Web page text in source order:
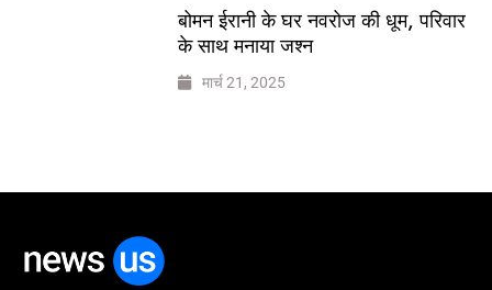
बोमन ईरानी के घर नवरोज की धूम, परिवार
के साथ मनाया जश्न
मार्च 21, 2025